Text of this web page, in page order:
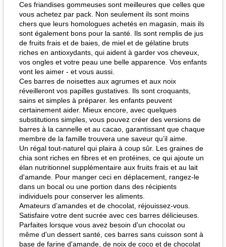
Ces friandises gommeuses sont meilleures que celles que
vous achetez par pack. Non seulement ils sont moins
chers que leurs homologues achetés en magasin, mais ils
sont également bons pour la santé. Ils sont remplis de jus
de fruits frais et de baies, de miel et de gélatine bruts
riches en antioxydants, qui aident à garder vos cheveux,
vos ongles et votre peau une belle apparence. Vos enfants
vont les aimer - et vous aussi.
Ces barres de noisettes aux agrumes et aux noix
réveilleront vos papilles gustatives. Ils sont croquants,
sains et simples à préparer. les enfants peuvent
certainement aider. Mieux encore, avec quelques
substitutions simples, vous pouvez créer des versions de
barres à la cannelle et au cacao, garantissant que chaque
membre de la famille trouvera une saveur qu’il aime.
Un régal tout-naturel qui plaira à coup sûr. Les graines de
chia sont riches en fibres et en protéines, ce qui ajoute un
élan nutritionnel supplémentaire aux fruits frais et au lait
d'amande. Pour manger ceci en déplacement, rangez-le
dans un bocal ou une portion dans des récipients
individuels pour conserver les aliments.
Amateurs d’amandes et de chocolat, réjouissez-vous.
Satisfaire votre dent sucrée avec ces barres délicieuses.
Parfaites lorsque vous avez besoin d'un chocolat ou
même d'un dessert santé, ces barres sans cuisson sont à
base de farine d'amande, de noix de coco et de chocolat